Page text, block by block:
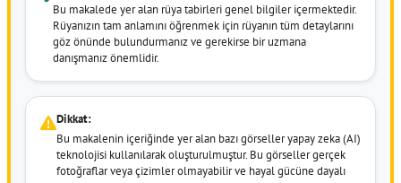
Bu makalede yer alan rüya tabirleri genel bilgiler içermektedir.
Rüyanızın tam anlamını öğrenmek için rüyanın tüm detaylarını
göz önünde bulundurmanız ve gerekirse bir uzmana
danışmanız önemlidir.
Dikkat:
Bu makalenin içeriğinde yer alan bazı görseller yapay zeka (AI)
teknolojisi kullanılarak oluşturulmuştur. Bu görseller gerçek
fotoğraflar veya çizimler olmayabilir ve hayal gücüne dayalı